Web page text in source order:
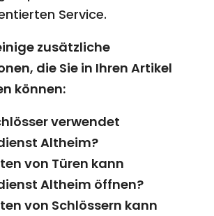
Service.
zusätzliche
die Sie in Ihren Artikel
können:
verwendet
Altheim?
von Türen kann
Altheim öffnen?
von Schlössern kann